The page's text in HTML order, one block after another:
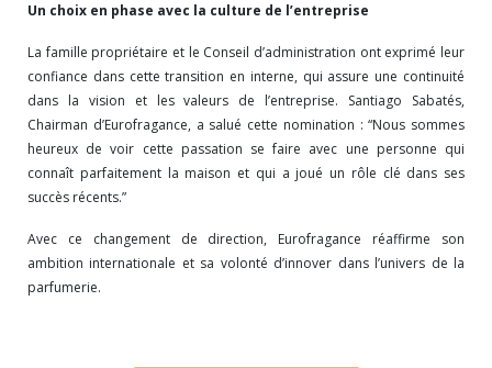
Un choix en phase avec la culture de l’entreprise
La famille propriétaire et le Conseil d’administration ont exprimé leur
confiance dans cette transition en interne, qui assure une continuité
dans la vision et les valeurs de l’entreprise. Santiago Sabatés,
Chairman d’Eurofragance, a salué cette nomination : “Nous sommes
heureux de voir cette passation se faire avec une personne qui
connaît parfaitement la maison et qui a joué un rôle clé dans ses
succès récents.”
Avec ce changement de direction, Eurofragance réaffirme son
ambition internationale et sa volonté d’innover dans l’univers de la
parfumerie.